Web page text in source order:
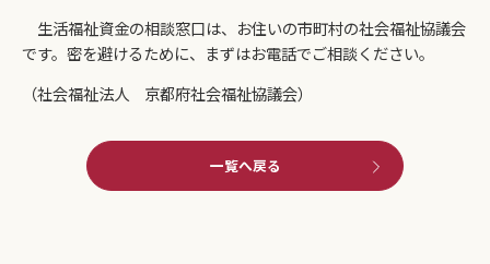
生活福祉資金の相談窓口は、お住いの市町村の社会福祉協議会
です。密を避けるために、まずはお電話でご相談ください。
（社会福祉法人 京都府社会福祉協議会）
一覧へ戻る